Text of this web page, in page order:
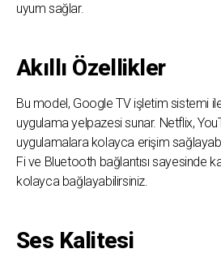
uyum sağlar.
Akıllı Özellikler
Bu model, Google TV işletim sistemi
uygulama yelpazesi sunar. Netflix,
uygulamalara kolayca erişim
Fi ve Bluetooth bağlantısı sayesinde
kolayca bağlayabilirsiniz.
Ses Kalitesi